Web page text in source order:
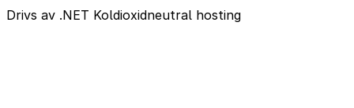
Drivs av .NET Koldioxidneutral hosting